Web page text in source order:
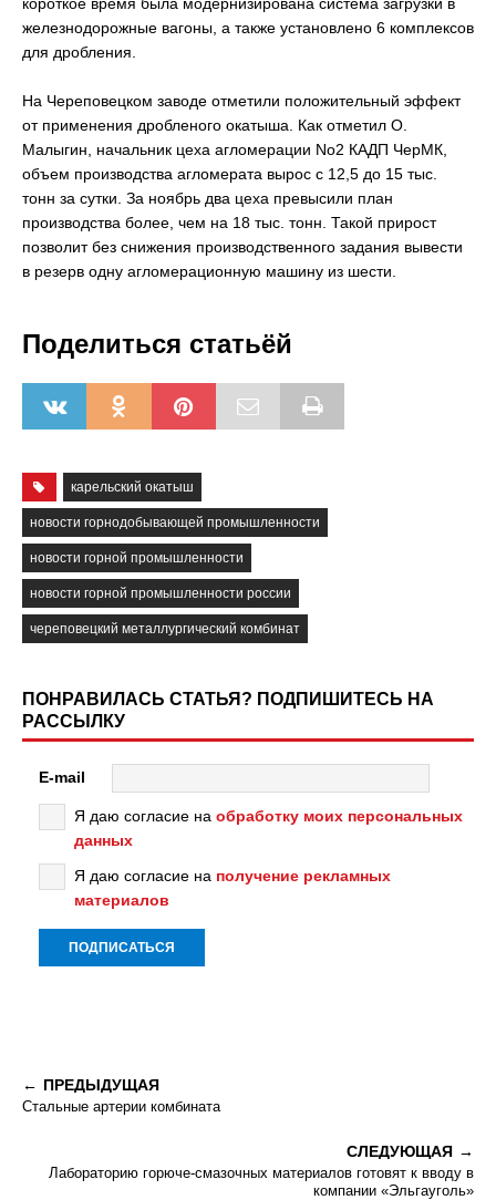
железнодорожные вагоны, а также установлено 6 комплексов
для дробления.
На Череповецком заводе отметили положительный эффект
от применения дробленого окатыша. Как отметил О.
Малыгин, начальник цеха агломерации No2 КАДП ЧерМК,
объем производства агломерата вырос с 12,5 до 15 тыс.
тонн за сутки. За ноябрь два цеха превысили план
производства более, чем на 18 тыс. тонн. Такой прирост
позволит без снижения производственного задания вывести
в резерв одну агломерационную машину из шести.
Поделиться статьёй
карельский окатыш
новости горнодобывающей промышленности
новости горной промышленности
новости горной промышленности россии
череповецкий металлургический комбинат
ПОНРАВИЛАСЬ СТАТЬЯ? ПОДПИШИТЕСЬ НА
РАССЫЛКУ
E-mail
Я даю согласие на обработку моих персональных
данных
Я даю согласие на получение рекламных
материалов
ПРЕДЫДУЩАЯ
Стальные артерии комбината
СЛЕДУЮЩАЯ
Лабораторию горюче-смазочных материалов готовят к вводу в
компании «Эльгауголь»